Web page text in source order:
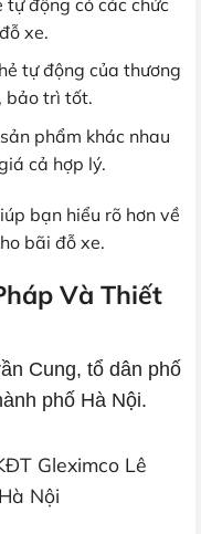
xe.
tự động của thương
bảo trì tốt.
phẩm khác nhau
cả hợp lý.
bạn hiểu rõ hơn về
bãi đỗ xe.
Và Thiết
Cung, tổ dân phố
phố Hà Nội.
Gleximco Lê
Nội